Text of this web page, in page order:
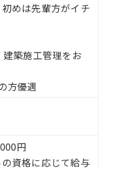
めは先輩方がイチ
築施工管理をお
方優遇
円
資格に応じて給与